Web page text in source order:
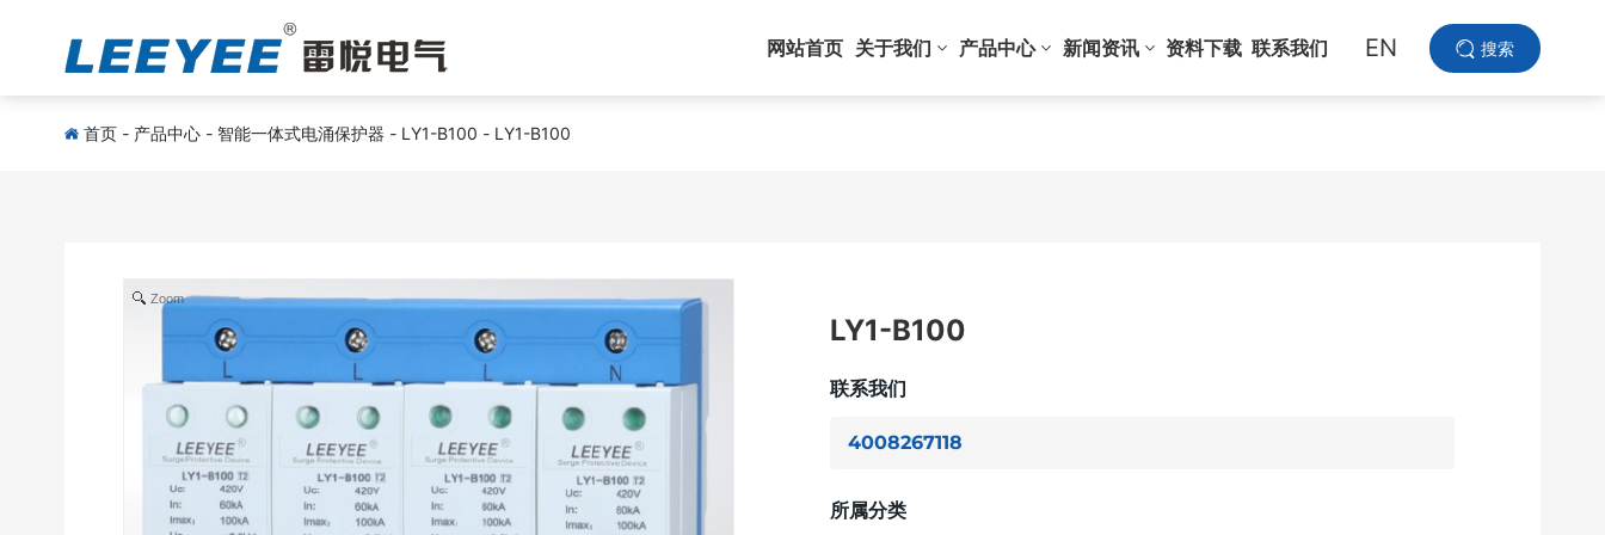
网站首页 关于我们 产品中心 新闻资讯 资料下载 联系我们 EN 搜索
首页 - 产品中心 - 智能一体式电涌保护器 - LY1-B100 - LY1-B100
Zoom
LY1-B100
联系我们
4008267118
所属分类